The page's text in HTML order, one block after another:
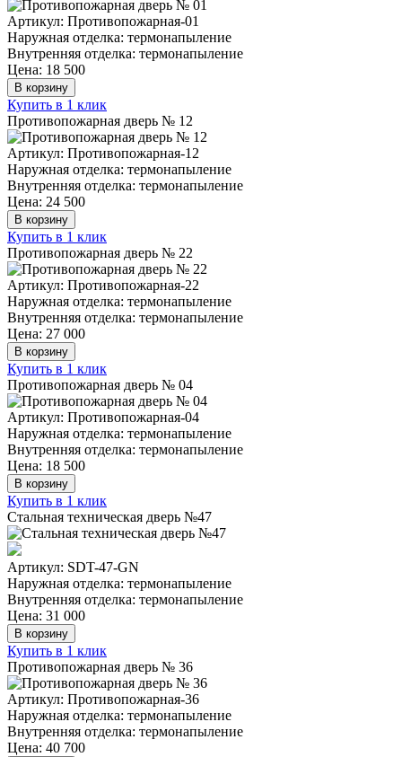
Артикул: Противопожарная-01
Наружная отделка: термонапыление
Внутренняя отделка: термонапыление
Цена: 18 500
В корзину
Купить в 1 клик
Противопожарная дверь № 12
Артикул: Противопожарная-12
Наружная отделка: термонапыление
Внутренняя отделка: термонапыление
Цена: 24 500
В корзину
Купить в 1 клик
Противопожарная дверь № 22
Артикул: Противопожарная-22
Наружная отделка: термонапыление
Внутренняя отделка: термонапыление
Цена: 27 000
В корзину
Купить в 1 клик
Противопожарная дверь № 04
Артикул: Противопожарная-04
Наружная отделка: термонапыление
Внутренняя отделка: термонапыление
Цена: 18 500
В корзину
Купить в 1 клик
Стальная техническая дверь №47
Артикул: SDT-47-GN
Наружная отделка: термонапыление
Внутренняя отделка: термонапыление
Цена: 31 000
В корзину
Купить в 1 клик
Противопожарная дверь № 36
Артикул: Противопожарная-36
Наружная отделка: термонапыление
Внутренняя отделка: термонапыление
Цена: 40 700